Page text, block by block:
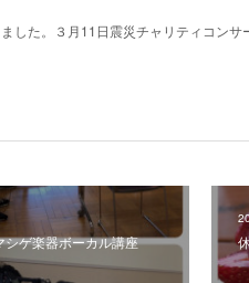
した。３月11日震災チャリティコン
ゲ楽器ボーカル講座